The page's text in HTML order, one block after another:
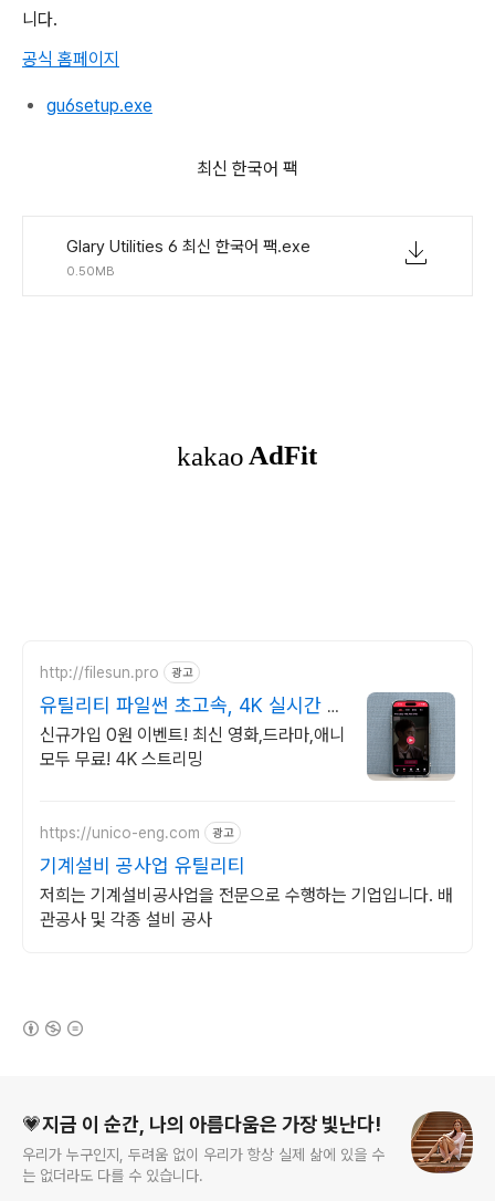
니다.
공식 홈페이지
gu6setup.exe
최신 한국어 팩
Glary Utilities 6 최신 한국어 팩.exe
0.50MB
http://filesun.pro 광고
유틸리티 파일썬 초고속, 4K 실시간 보
기!
신규가입 0원 이벤트! 최신 영화,드라마,애니
모두 무료! 4K 스트리밍
https://unico-eng.com 광고
기계설비 공사업 유틸리티
저희는 기계설비공사업을 전문으로 수행하는 기업입니다. 배
관공사 및 각종 설비 공사
💗지금 이 순간, 나의 아름다움은 가장 빛난다!
우리가 누구인지, 두려움 없이 우리가 항상 실제 삶에 있을 수
는 없더라도 다를 수 있습니다.